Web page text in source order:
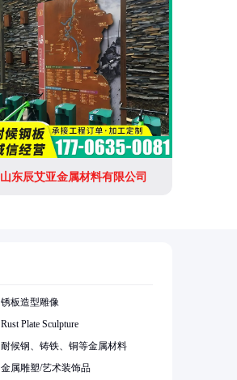
山东辰艾亚金属材料有限公司
锈板造型雕像
Rust Plate Sculpture
耐候钢、铸铁、铜等金属材料
金属雕塑/艺术装饰品